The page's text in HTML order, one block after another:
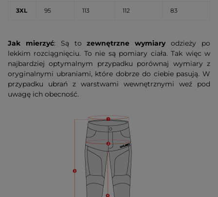
3XL 95 113 112 83
Jak mierzyć: Są tozewnętrzne wymiaryodzieży po
lekkim rozciągnięciu. To nie są pomiary ciała. Tak więc w
najbardziej optymalnym przypadku porównaj wymiary z
oryginalnymi ubraniami, które dobrze do ciebie pasują. W
przypadku ubrań z warstwami wewnętrznymi weź pod
uwagę ich obecność.